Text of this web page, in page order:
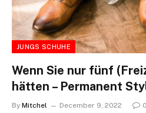
JUNGS SCHUHE
Wenn Sie nur fünf
hätten – Permanent
By Mitchel December 9, 2022 0